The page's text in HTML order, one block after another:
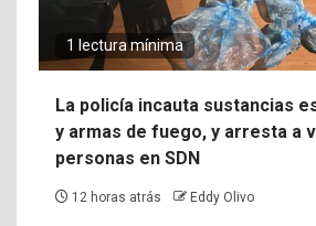
1 lectura mínima
La policía incauta sustancias
y armas de fuego, y arresta a
personas en SDN
12 horas atrás Eddy Olivo